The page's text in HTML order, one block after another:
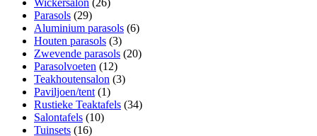
Parasols (29)
Aluminium parasols (6)
Houten parasols (3)
Zwevende parasols (20)
Parasolvoeten (12)
Teakhoutensalon (3)
Paviljoen/tent (1)
Rustieke Teaktafels (34)
Salontafels (10)
Tuinsets (16)